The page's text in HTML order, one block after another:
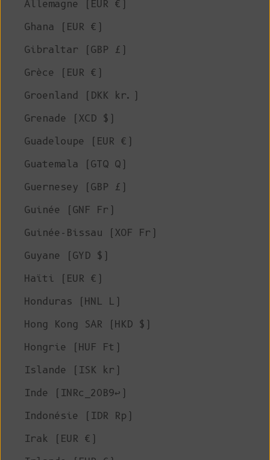
Allemagne (EUR €)
Ghana (EUR €)
Gibraltar (GBP £)
Grèce (EUR €)
Groenland (DKK kr.)
Grenade (XCD $)
Guadeloupe (EUR €)
Guatemala (GTQ Q)
Guernesey (GBP £)
Guinée (GNF Fr)
Guinée-Bissau (XOF Fr)
Guyane (GYD $)
Haïti (EUR €)
Honduras (HNL L)
Hong Kong SAR (HKD $)
Hongrie (HUF Ft)
Islande (ISK kr)
Inde (INRc_20B9↩)
Indonésie (IDR Rp)
Irak (EUR €)